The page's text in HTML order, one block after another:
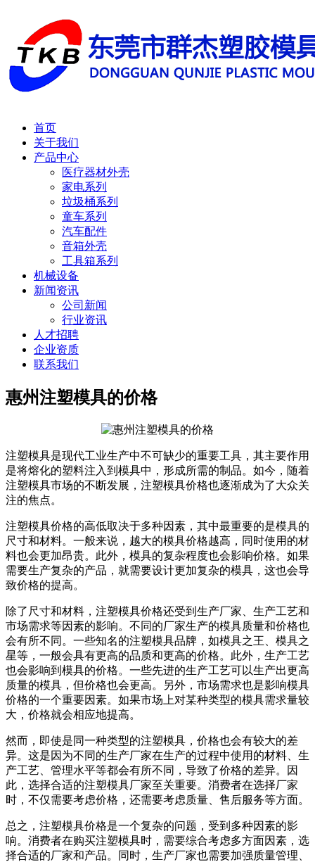
首页
关于我们
产品中心
医疗器材外壳
家电系列
垃圾桶系列
童车系列
汽车配件
音箱外壳
工具箱系列
机械设备
新闻资讯
公司新闻
行业资讯
人才招聘
企业资质
联系我们
惠州注塑模具的价格
注塑模具是现代工业生产中不可缺少的重要工具，其主要作用
是将熔化的塑料注入到模具中，形成所需的制品。如今，随着
注塑模具市场的不断发展，注塑模具价格也逐渐成为了大众关
注的焦点。
注塑模具价格的高低取决于多种因素，其中最重要的是模具的
尺寸和材料。一般来说，越大的模具价格越高，同时使用的材
料也会更加昂贵。此外，模具的复杂程度也会影响价格。如果
需要生产复杂的产品，就需要设计更加复杂的模具，这也会导
致价格的提高。
除了尺寸和材料，注塑模具价格还受到生产厂家、生产工艺和
市场需求等因素的影响。不同的厂家生产的模具质量和价格也
会有所不同。一些知名的注塑模具品牌，如模具之王、模具之
星等，一般会具有更高的品质和更高的价格。此外，生产工艺
也会影响到模具的价格。一些先进的生产工艺可以生产出更高
质量的模具，但价格也会更高。另外，市场需求也是影响模具
价格的一个重要因素。如果市场上对某种类型的模具需求量较
大，价格就会相应地提高。
然而，即使是同一种类型的注塑模具，价格也会有较大的差
异。这是因为不同的生产厂家在生产的过程中使用的材料、生
产工艺、管理水平等都会有所不同，导致了价格的差异。因
此，选择合适的注塑模具厂家至关重要。消费者在选择厂家
时，不仅需要考虑价格，还需要考虑质量、售后服务等方面。
总之，注塑模具价格是一个复杂的问题，受到多种因素的影
响。消费者在购买注塑模具时，需要综合考虑多方面因素，选
择合适的厂家和产品。同时，生产厂家也需要加强质量管理、